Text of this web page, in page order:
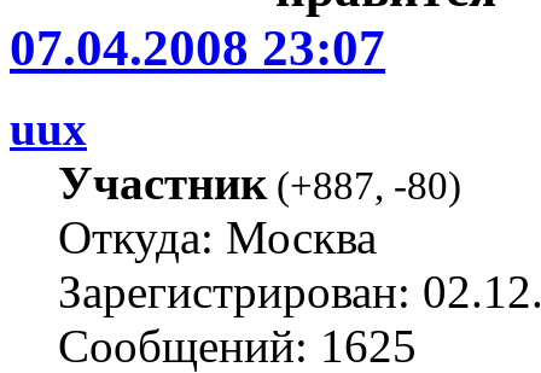
07.04.2008 23:07
uux
Участник(+887, -80)
Откуда: Москва
Зарегистрирован:
Сообщений: 1625